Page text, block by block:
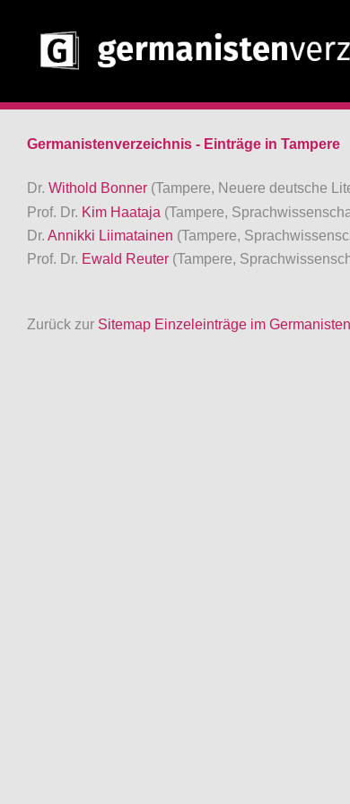
Germanistenverzeichnis - Einträge in Tampere
Dr. Withold Bonner (Tampere, Neuere deutsche
Prof. Dr. Kim Haataja (Tampere,
Dr. Annikki Liimatainen (Tampere,
Prof. Dr. Ewald Reuter (Tampere,
Zurück zur Sitemap Einzeleinträge im